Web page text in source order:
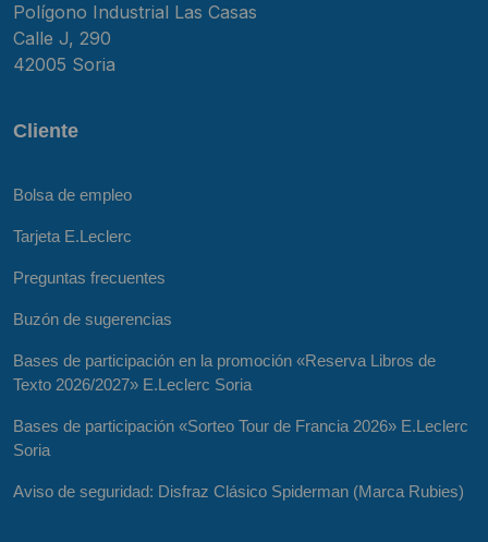
Polígono Industrial Las Casas
Calle J, 290
42005 Soria
Cliente
Bolsa de empleo
Tarjeta E.Leclerc
Preguntas frecuentes
Buzón de sugerencias
Bases de participación en la promoción «Reserva Libros de
Texto 2026/2027» E.Leclerc Soria
Bases de participación «Sorteo Tour de Francia 2026» E.Leclerc
Soria
Aviso de seguridad: Disfraz Clásico Spiderman (Marca Rubies)